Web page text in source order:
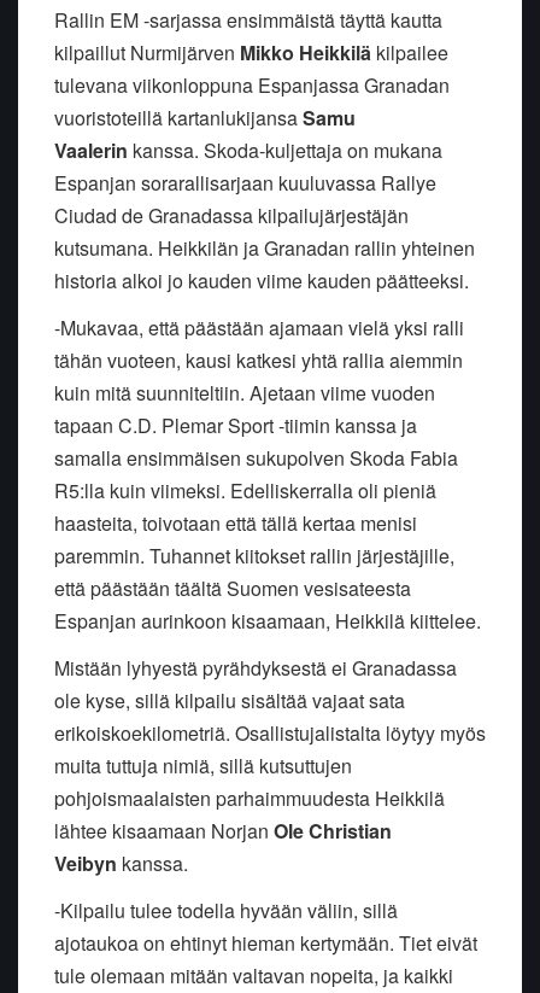
Rallin EM -sarjassa ensimmäistä täyttä kautta
kilpaillut Nurmijärven Mikko Heikkilä kilpailee
tulevana viikonloppuna Espanjassa Granadan
vuoristoteillä kartanlukijansaSamu
Vaalerin kanssa. Skoda-kuljettaja on mukana
Espanjan sorarallisarjaan kuuluvassa Rallye
Ciudad de Granadassa kilpailujärjestäjän
kutsumana. Heikkilän ja Granadan rallin yhteinen
historia alkoi jo kauden viime kauden päätteeksi.
-Mukavaa, että päästään ajamaan vielä yksi ralli
tähän vuoteen, kausi katkesi yhtä rallia aiemmin
kuin mitä suunniteltiin. Ajetaan viime vuoden
tapaan C.D. Plemar Sport -tiimin kanssa ja
samalla ensimmäisen sukupolven Skoda Fabia
R5:lla kuin viimeksi. Edelliskerralla oli pieniä
haasteita, toivotaan että tällä kertaa menisi
paremmin. Tuhannet kiitokset rallin järjestäjille,
että päästään täältä Suomen vesisateesta
Espanjan aurinkoon kisaamaan, Heikkilä kiittelee.
Mistään lyhyestä pyrähdyksestä ei Granadassa
ole kyse, sillä kilpailu sisältää vajaat sata
erikoiskoekilometriä. Osallistujalistalta löytyy myös
muita tuttuja nimiä, sillä kutsuttujen
pohjoismaalaisten parhaimmuudesta Heikkilä
lähtee kisaamaan Norjan Ole Christian
Veibyn kanssa.
-Kilpailu tulee todella hyvään väliin, sillä
ajotaukoa on ehtinyt hieman kertymään. Tiet eivät
tule olemaan mitään valtavan nopeita, ja kaikki